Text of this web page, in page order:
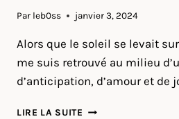
Par leb0ss janvier 3, 2024
Alors que le soleil se levait
me suis retrouvé au milieu
d’anticipation, d’amour et de
LIRE LA SUITE MARIAGE